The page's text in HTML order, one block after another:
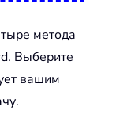
метода
Выберите
вашим